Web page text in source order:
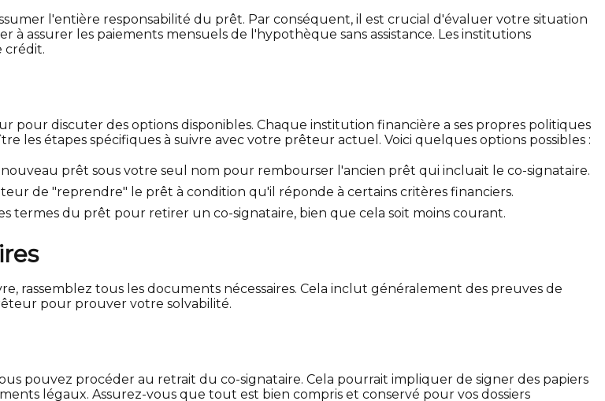
l'entière responsabilité du prêt. Par conséquent, il est crucial d'évaluer votre situation
assurer les paiements mensuels de l'hypothèque sans assistance. Les institutions
crédit.
pour discuter des options disponibles. Chaque institution financière a ses propres politiques
les étapes spécifiques à suivre avec votre prêteur actuel. Voici quelques options possibles :
prêt sous votre seul nom pour rembourser l'ancien prêt qui incluait le co-signataire.
de "reprendre" le prêt à condition qu'il réponde à certains critères financiers.
termes du prêt pour retirer un co-signataire, bien que cela soit moins courant.
rassemblez tous les documents nécessaires. Cela inclut généralement des preuves de
pour prouver votre solvabilité.
pouvez procéder au retrait du co-signataire. Cela pourrait impliquer de signer des papiers
légaux. Assurez-vous que tout est bien compris et conservé pour vos dossiers